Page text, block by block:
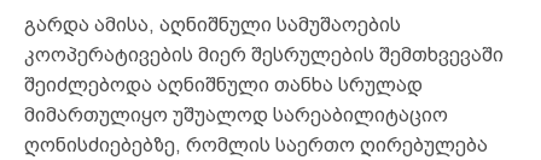
გარდა ამისა, აღნიშნული სამუშაოების
კოოპერატივების მიერ შესრულების შემთხვევაში
შეიძლებოდა აღნიშნული თანხა სრულად
მიმართულიყო უშუალოდ სარეაბილიტაციო
ღონისძიებებზე, რომლის საერთო ღირებულება